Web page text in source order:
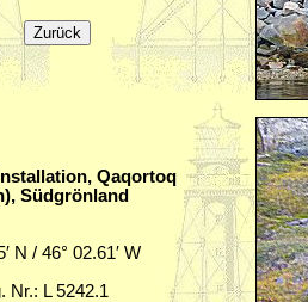
Qaqortoq
Südgrönland
N / 46° 02.61′ W
Nr.: L 5242.1